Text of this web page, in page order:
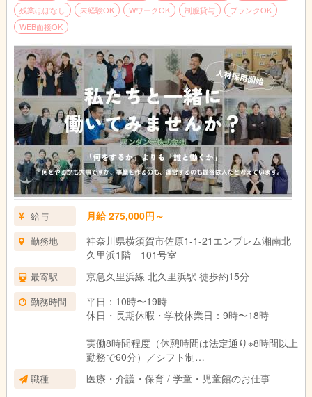
【1日の流れ（1例）】
10:00 出勤・朝礼
11:00 運営準備
12:00 休憩
13:00 パート職員出勤・打ち合わせ
14:00 送迎出発
15:00 児童到着
15:30 療育、ケア、プログラム
16:30 帰りの会
17:00 帰り送迎開始・お見送り
17:30 清掃・事務作業など
18:30 終礼
19:00 退勤
残業ほぼなし
未経験OK WワークOK 制服貸与
ブランクOK
WEB面接OK
給与 月給 275,000円～
勤務地
神奈川県横須賀市佐原1-1-21エンブレム湘南北
久里浜1階 101号室
最寄駅 京急久里浜線 北久里浜駅 徒歩約15分
勤務時間
平日：10時〜19時
休日・長期休暇・学校休業日：9時〜18時
実働8時間程度（休憩時間は法定通り※8時間以上
勤務で60分）／シフト制
変形労働時間制（1か月単位：平均週40時間）
職種
医療・介護・保育 / 学童・児童館のお仕事